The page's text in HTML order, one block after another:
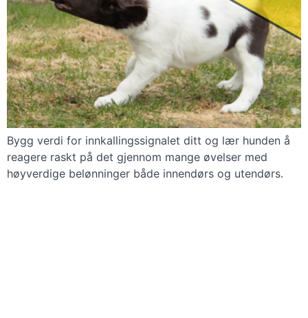
Bygg verdi for innkallingssignalet ditt og lær hunden å
reagere raskt på det gjennom mange øvelser med
høyverdige belønninger både innendørs og utendørs.